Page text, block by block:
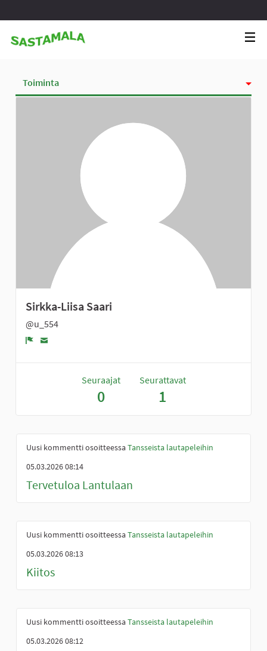
Toiminta
Sirkka-Liisa Saari
@u_554
Seuraajat
0
Seurattavat
1
Uusi kommentti osoitteessaTansseista lautapeleihin
05.03.2026 08:14
Tervetuloa Lantulaan
Uusi kommentti osoitteessaTansseista lautapeleihin
05.03.2026 08:13
Kiitos
Uusi kommentti osoitteessaTansseista lautapeleihin
05.03.2026 08:12